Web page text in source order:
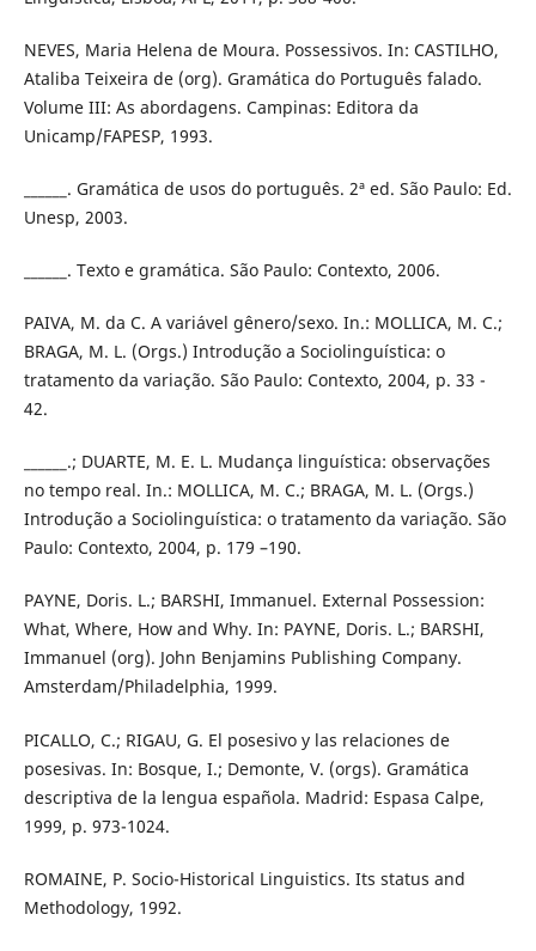
NEVES, Maria Helena de Moura. Possessivos. In: CASTILHO,
Ataliba Teixeira de (org). Gramática do Português falado.
Volume III: As abordagens. Campinas: Editora da
Unicamp/FAPESP, 1993.
______. Gramática de usos do português. 2ª ed. São Paulo: Ed.
Unesp, 2003.
______. Texto e gramática. São Paulo: Contexto, 2006.
PAIVA, M. da C. A variável gênero/sexo. In.: MOLLICA, M. C.;
BRAGA, M. L. (Orgs.) Introdução a Sociolinguística: o
tratamento da variação. São Paulo: Contexto, 2004, p. 33 -
42.
______.; DUARTE, M. E. L. Mudança linguística: observações
no tempo real. In.: MOLLICA, M. C.; BRAGA, M. L. (Orgs.)
Introdução a Sociolinguística: o tratamento da variação. São
Paulo: Contexto, 2004, p. 179 –190.
PAYNE, Doris. L.; BARSHI, Immanuel. External Possession:
What, Where, How and Why. In: PAYNE, Doris. L.; BARSHI,
Immanuel (org). John Benjamins Publishing Company.
Amsterdam/Philadelphia, 1999.
PICALLO, C.; RIGAU, G. El posesivo y las relaciones de
posesivas. In: Bosque, I.; Demonte, V. (orgs). Gramática
descriptiva de la lengua española. Madrid: Espasa Calpe,
1999, p. 973-1024.
ROMAINE, P. Socio-Historical Linguistics. Its status and
Methodology, 1992.